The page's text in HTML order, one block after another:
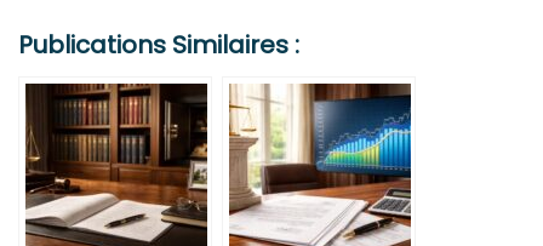
Publications Similaires :